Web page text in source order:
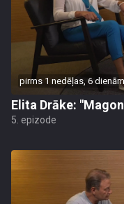
pirms 1 nedēļas, 6 dienām
Elita Drāke:
5. epizode